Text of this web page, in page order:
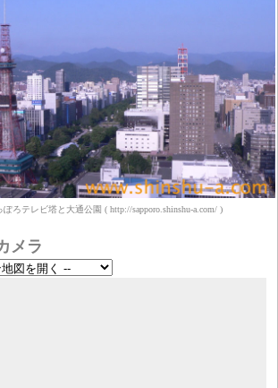
ろテレビ塔と大通公園 ( http://sapporo.shinshu-a.com/ )
メラ